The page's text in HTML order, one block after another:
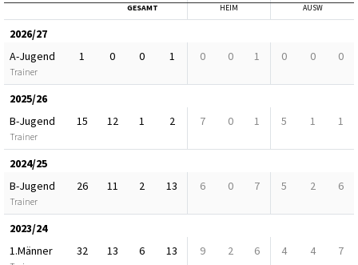
GESAMT HEIM AUSW
2026/27
A-Jugend
Trainer
1 0 0 1 0 0 1 0 0 0
2025/26
B-Jugend
Trainer
15 12 1 2 7 0 1 5 1 1
2024/25
B-Jugend
Trainer
26 11 2 13 6 0 7 5 2 6
2023/24
1.Männer
32 13 6 13 9 2 6 4 4 7